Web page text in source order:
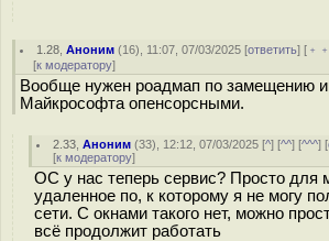
1.28 ,Аноним (16), 11:07, 07/03/2025 [ответить] [
[к модератору]
Вообще нужен роадмап по замещению
Майкрософта опенсорсными.
2.33 ,Аноним (33), 12:12, 07/03/2025 [^] [^^] [^^^] [
[к модератору]
ОС у нас теперь сервис? Просто для
удаленное по, к которому я не могу
сети. С окнами такого нет, можно
всё продолжит работать